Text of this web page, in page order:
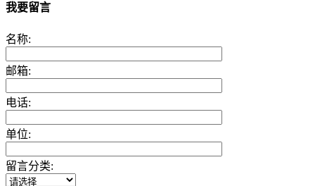
我要留言
名称:
邮箱:
电话:
单位:
留言分类: